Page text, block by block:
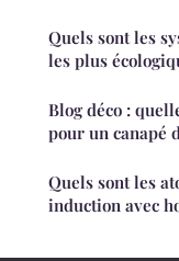
Quels sont les
les plus
Blog déco :
pour un canapé
Quels sont les
induction avec